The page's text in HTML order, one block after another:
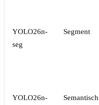
YOLO26n-
seg
Segment
YOLO26n-
Semantisch